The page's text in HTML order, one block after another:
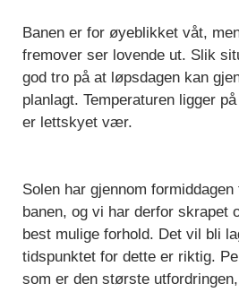
Banen er for øyeblikket våt,
fremover ser lovende ut. Slik
god tro på at løpsdagen kan
planlagt. Temperaturen ligger
er lettskyet vær.
Solen har gjennom
banen, og vi har derfor skrapet
best mulige forhold. Det vil bli
tidspunktet for dette er riktig.
som er den største